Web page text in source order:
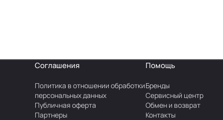
Соглашения
Политика в отношении обработки
персональных данных
Публичная оферта
Партнеры
Помощь
Бренды
Сервисный центр
Обмен и возврат
Контакты